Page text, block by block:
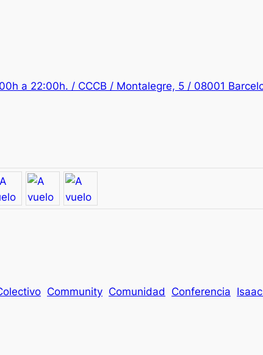
a 22:00h. / CCCB / Montalegre, 5 / 08001
Community Comunidad Conferencia